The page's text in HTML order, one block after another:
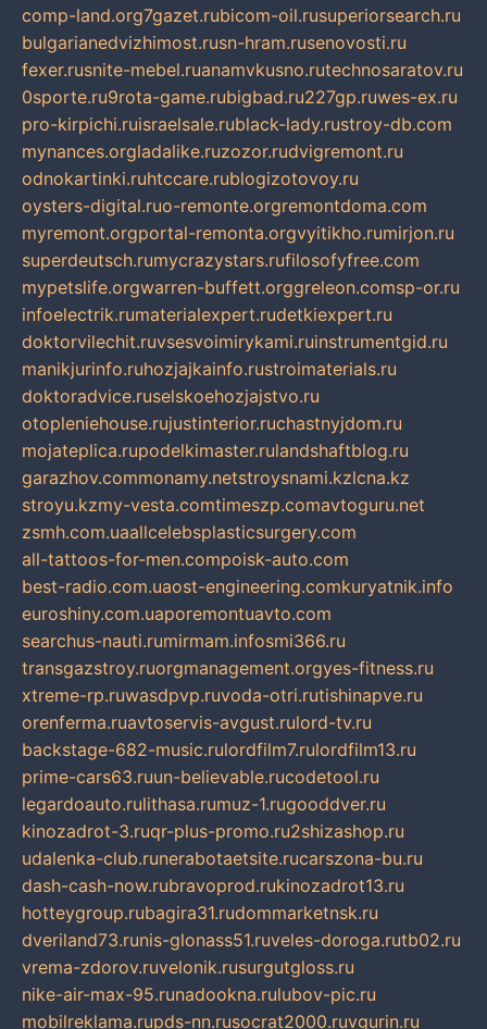
comp-land.org7gazet.rubicom-oil.rusuperiorsearch.ru
bulgarianedvizhimost.rusn-hram.rusenovosti.ru
fexer.rusnite-mebel.ruanamvkusno.rutechnosaratov.ru
0sporte.ru9rota-game.rubigbad.ru227gp.ruwes-ex.ru
pro-kirpichi.ruisraelsale.rublack-lady.rustroy-db.com
mynances.orgladalike.ruzozor.rudvigremont.ru
odnokartinki.ruhtccare.rublogizotovoy.ru
oysters-digital.ruo-remonte.orgremontdoma.com
myremont.orgportal-remonta.orgvyitikho.rumirjon.ru
superdeutsch.rumycrazystars.rufilosofyfree.com
mypetslife.orgwarren-buffett.orggreleon.comsp-or.ru
infoelectrik.rumaterialexpert.rudetkiexpert.ru
doktorvilechit.ruvsesvoimirykami.ruinstrumentgid.ru
manikjurinfo.ruhozjajkainfo.rustroimaterials.ru
doktoradvice.ruselskoehozjajstvo.ru
otopleniehouse.rujustinterior.ruchastnyjdom.ru
mojateplica.rupodelkimaster.rulandshaftblog.ru
garazhov.commonamy.netstroysnami.kzlcna.kz
stroyu.kzmy-vesta.comtimeszp.comavtoguru.net
zsmh.com.uaallcelebsplasticsurgery.com
all-tattoos-for-men.compoisk-auto.com
best-radio.com.uaost-engineering.comkuryatnik.info
euroshiny.com.uaporemontuavto.com
searchus-nauti.rumirmam.infosmi366.ru
transgazstroy.ruorgmanagement.orgyes-fitness.ru
xtreme-rp.ruwasdpvp.ruvoda-otri.rutishinapve.ru
orenferma.ruavtoservis-avgust.rulord-tv.ru
backstage-682-music.rulordfilm7.rulordfilm13.ru
prime-cars63.ruun-believable.rucodetool.ru
legardoauto.rulithasa.rumuz-1.rugooddver.ru
kinozadrot-3.ruqr-plus-promo.ru2shizashop.ru
udalenka-club.runerabotaetsite.rucarszona-bu.ru
dash-cash-now.rubravoprod.rukinozadrot13.ru
hotteygroup.rubagira31.rudommarketnsk.ru
dveriland73.runis-glonass51.ruveles-doroga.rutb02.ru
vrema-zdorov.ruvelonik.rusurgutgloss.ru
nike-air-max-95.runadookna.rulubov-pic.ru
mobilreklama.rupds-nn.rusocrat2000.ruvgurin.ru